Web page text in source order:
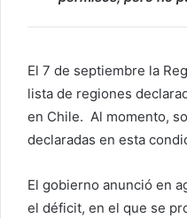
El 7 de septiembre la
lista de regiones
en Chile. Al momento,
declaradas en esta
El gobierno anunció en
el déficit, en el que se